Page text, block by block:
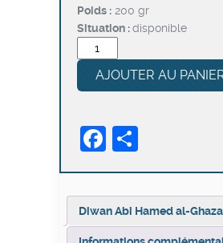
Poids : 200 gr
Situation :disponible
quantité
de
Diwan
al-
Ghazali
AJOUTER AU
Facebook
Diwan Abi Hamed al-